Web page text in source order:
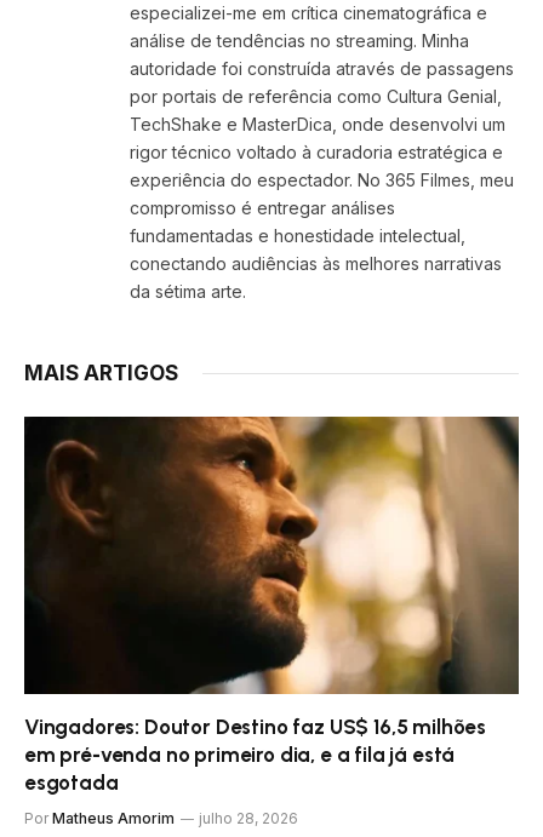
especializei-me em crítica cinematográfica e
análise de tendências no streaming. Minha
autoridade foi construída através de passagens
por portais de referência como Cultura Genial,
TechShake e MasterDica, onde desenvolvi um
rigor técnico voltado à curadoria estratégica e
experiência do espectador. No 365 Filmes, meu
compromisso é entregar análises
fundamentadas e honestidade intelectual,
conectando audiências às melhores narrativas
da sétima arte.
MAIS ARTIGOS
Vingadores: Doutor Destino faz US$ 16,5 milhões
em pré-venda no primeiro dia, e a fila já está
esgotada
Por Matheus Amorim julho 28, 2026